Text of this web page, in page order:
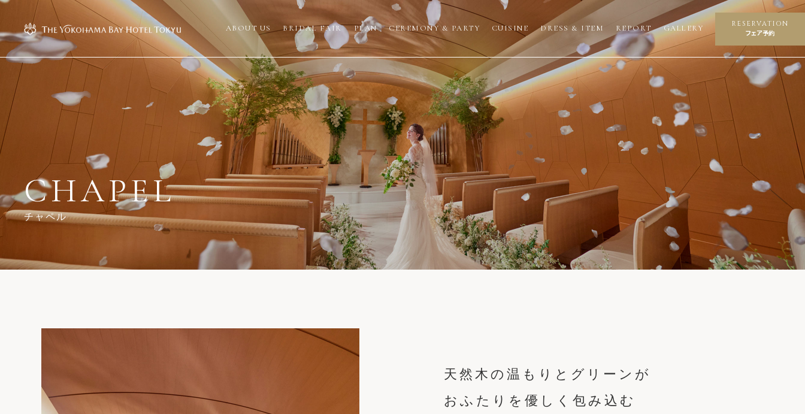
ABOUT US BRIDAL FAIR PLAN CEREMONY & PARTY CUISINE DRESS & ITEM REPORT GALLERY RESERVATION
フェア予約
CHAPEL
チャペル
天然木の温もりとグリーンが
おふたりを優しく包み込む